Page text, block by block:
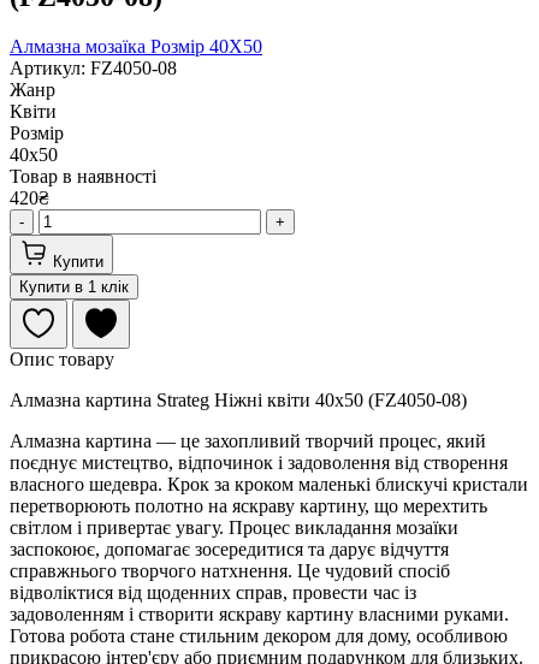
Алмазна мозаїка Розмір 40Х50
Артикул: FZ4050-08
Жанр
Квіти
Розмір
40х50
Товар в наявності
420₴
- +
Купити
Купити в 1 клік
Опис товару
Алмазна картина Strateg Ніжні квіти 40х50 (FZ4050-08)
Алмазна картина — це захопливий творчий процес, який
поєднує мистецтво, відпочинок і задоволення від створення
власного шедевра. Крок за кроком маленькі блискучі кристали
перетворюють полотно на яскраву картину, що мерехтить
світлом і привертає увагу. Процес викладання мозаїки
заспокоює, допомагає зосередитися та дарує відчуття
справжнього творчого натхнення. Це чудовий спосіб
відволіктися від щоденних справ, провести час із
задоволенням і створити яскраву картину власними руками.
Готова робота стане стильним декором для дому, особливою
прикрасою інтер'єру або приємним подарунком для близьких.